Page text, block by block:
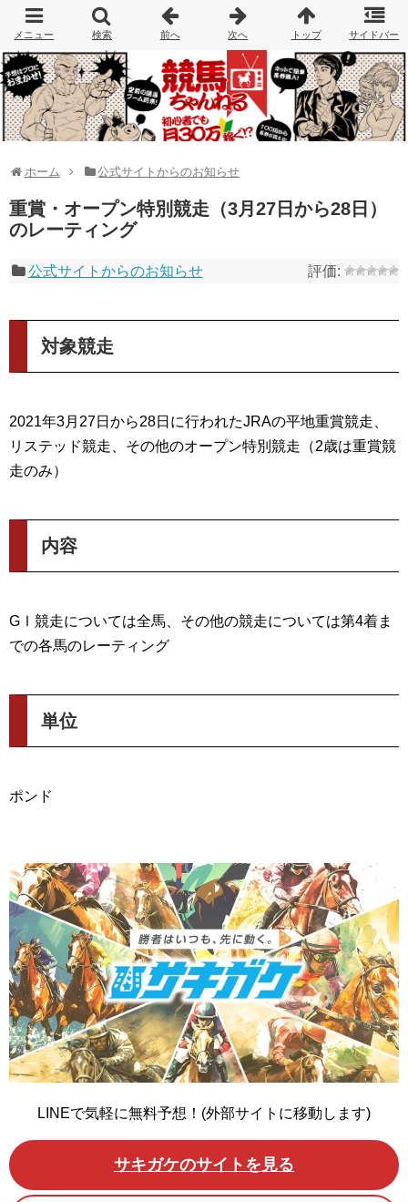
ホーム 公式サイトからのお知らせ
重賞・オープン特別競走（3月27日から28日）
のレーティング
公式サイトからのお知らせ
対象競走
2021年3月27日から28日に行われたJRAの平地重賞競走、
リステッド競走、その他のオープン特別競走（2歳は重賞競
走のみ）
内容
GⅠ競走については全馬、その他の競走については第4着ま
での各馬のレーティング
単位
ポンド
LINEで気軽に無料予想！(外部サイトに移動します)
サキガケのサイトを見る